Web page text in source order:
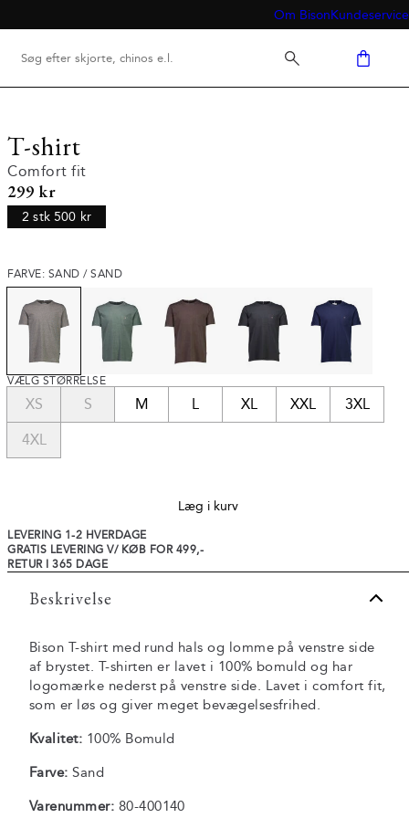
Om BisonKundeservice
T-shirt
Comfort fit
I alt (inkl. rabat)
299 kr
2 stk 500 kr
FARVE: SAND / SAND
VÆLG STØRRELSE
XS S M L XL XXL 3XL
4XL
Læg i kurv
LEVERING 1-2 HVERDAGE
GRATIS LEVERING V/ KØB FOR 499,-
RETUR I 365 DAGE
Beskrivelse
Bison T-shirt med rund hals og lomme på venstre side
af brystet. T-shirten er lavet i 100% bomuld og har
logomærke nederst på venstre side. Lavet i comfort fit,
som er løs og giver meget bevægelsesfrihed.
Kvalitet: 100% Bomuld
Farve: Sand
Varenummer: 80-400140